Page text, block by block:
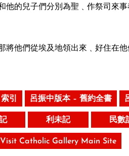
的兒子們分別為聖﹑作祭司來事
他們從埃及地領出來﹑好住在他
引 呂振中版本 – 舊約全書
利未記 民數
Visit Catholic Gallery Main Site